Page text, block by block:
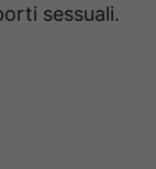
sessuali.